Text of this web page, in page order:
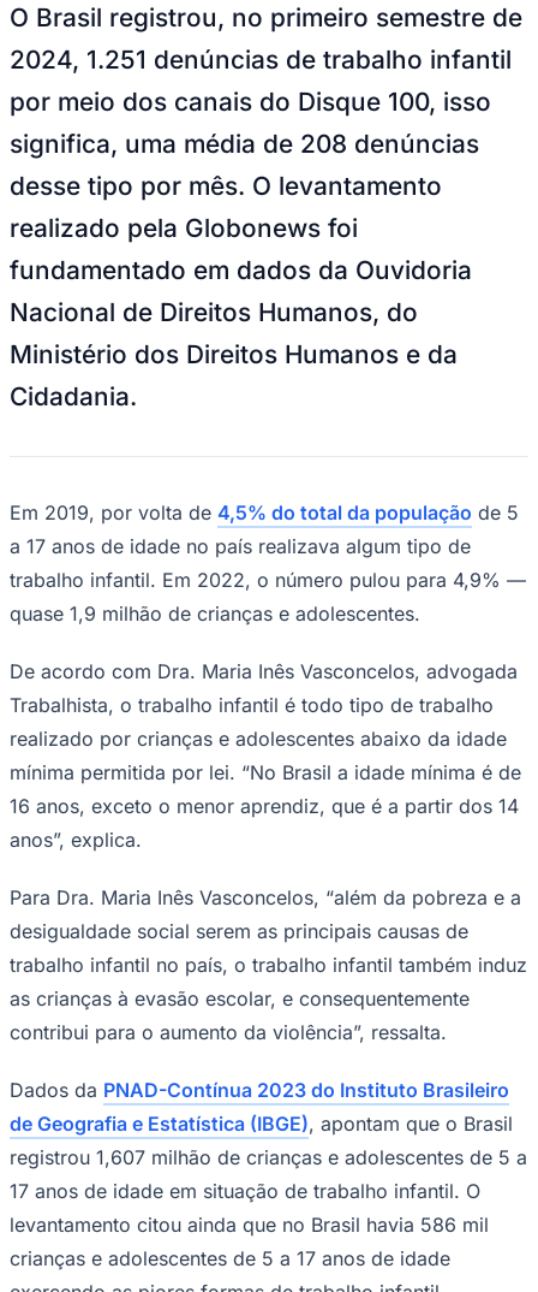
Panorama Econômico
Para Sua Empresa
Anuncie no Portal
Verificar EmpresaNovo
Anunciar Vagas
Novo
Publicidade Legal
NBA
NFL
Fórmula 1
Tênis (ATP)
NHL
Vôlei
Competições de Futebol
Brasileirão Série B
Paulistão
Libertadores
Sul-Americana
Copa América
Premier League
La Liga
Bundesliga
Mundial 2026
Times - Ir direto
O Brasil registrou, no primeiro semestre de
2024, 1.251 denúncias de trabalho infantil
por meio dos canais do Disque 100, isso
significa, uma média de 208 denúncias
desse tipo por mês. O levantamento
realizado pela Globonews foi
fundamentado em dados da Ouvidoria
Nacional de Direitos Humanos, do
Ministério dos Direitos Humanos e da
Cidadania.
Em 2019, por volta de 4,5% do total da população de 5
a 17 anos de idade no país realizava algum tipo de
trabalho infantil. Em 2022, o número pulou para 4,9% —
quase 1,9 milhão de crianças e adolescentes.
De acordo com Dra. Maria Inês Vasconcelos, advogada
Trabalhista, o trabalho infantil é todo tipo de trabalho
realizado por crianças e adolescentes abaixo da idade
mínima permitida por lei. “No Brasil a idade mínima é de
16 anos, exceto o menor aprendiz, que é a partir dos 14
anos”, explica.
Para Dra. Maria Inês Vasconcelos, “além da pobreza e a
desigualdade social serem as principais causas de
trabalho infantil no país, o trabalho infantil também induz
as crianças à evasão escolar, e consequentemente
contribui para o aumento da violência”, ressalta.
Dados da PNAD-Contínua 2023 do Instituto Brasileiro
de Geografia e Estatística (IBGE), apontam que o Brasil
registrou 1,607 milhão de crianças e adolescentes de 5 a
17 anos de idade em situação de trabalho infantil. O
levantamento citou ainda que no Brasil havia 586 mil
crianças e adolescentes de 5 a 17 anos de idade